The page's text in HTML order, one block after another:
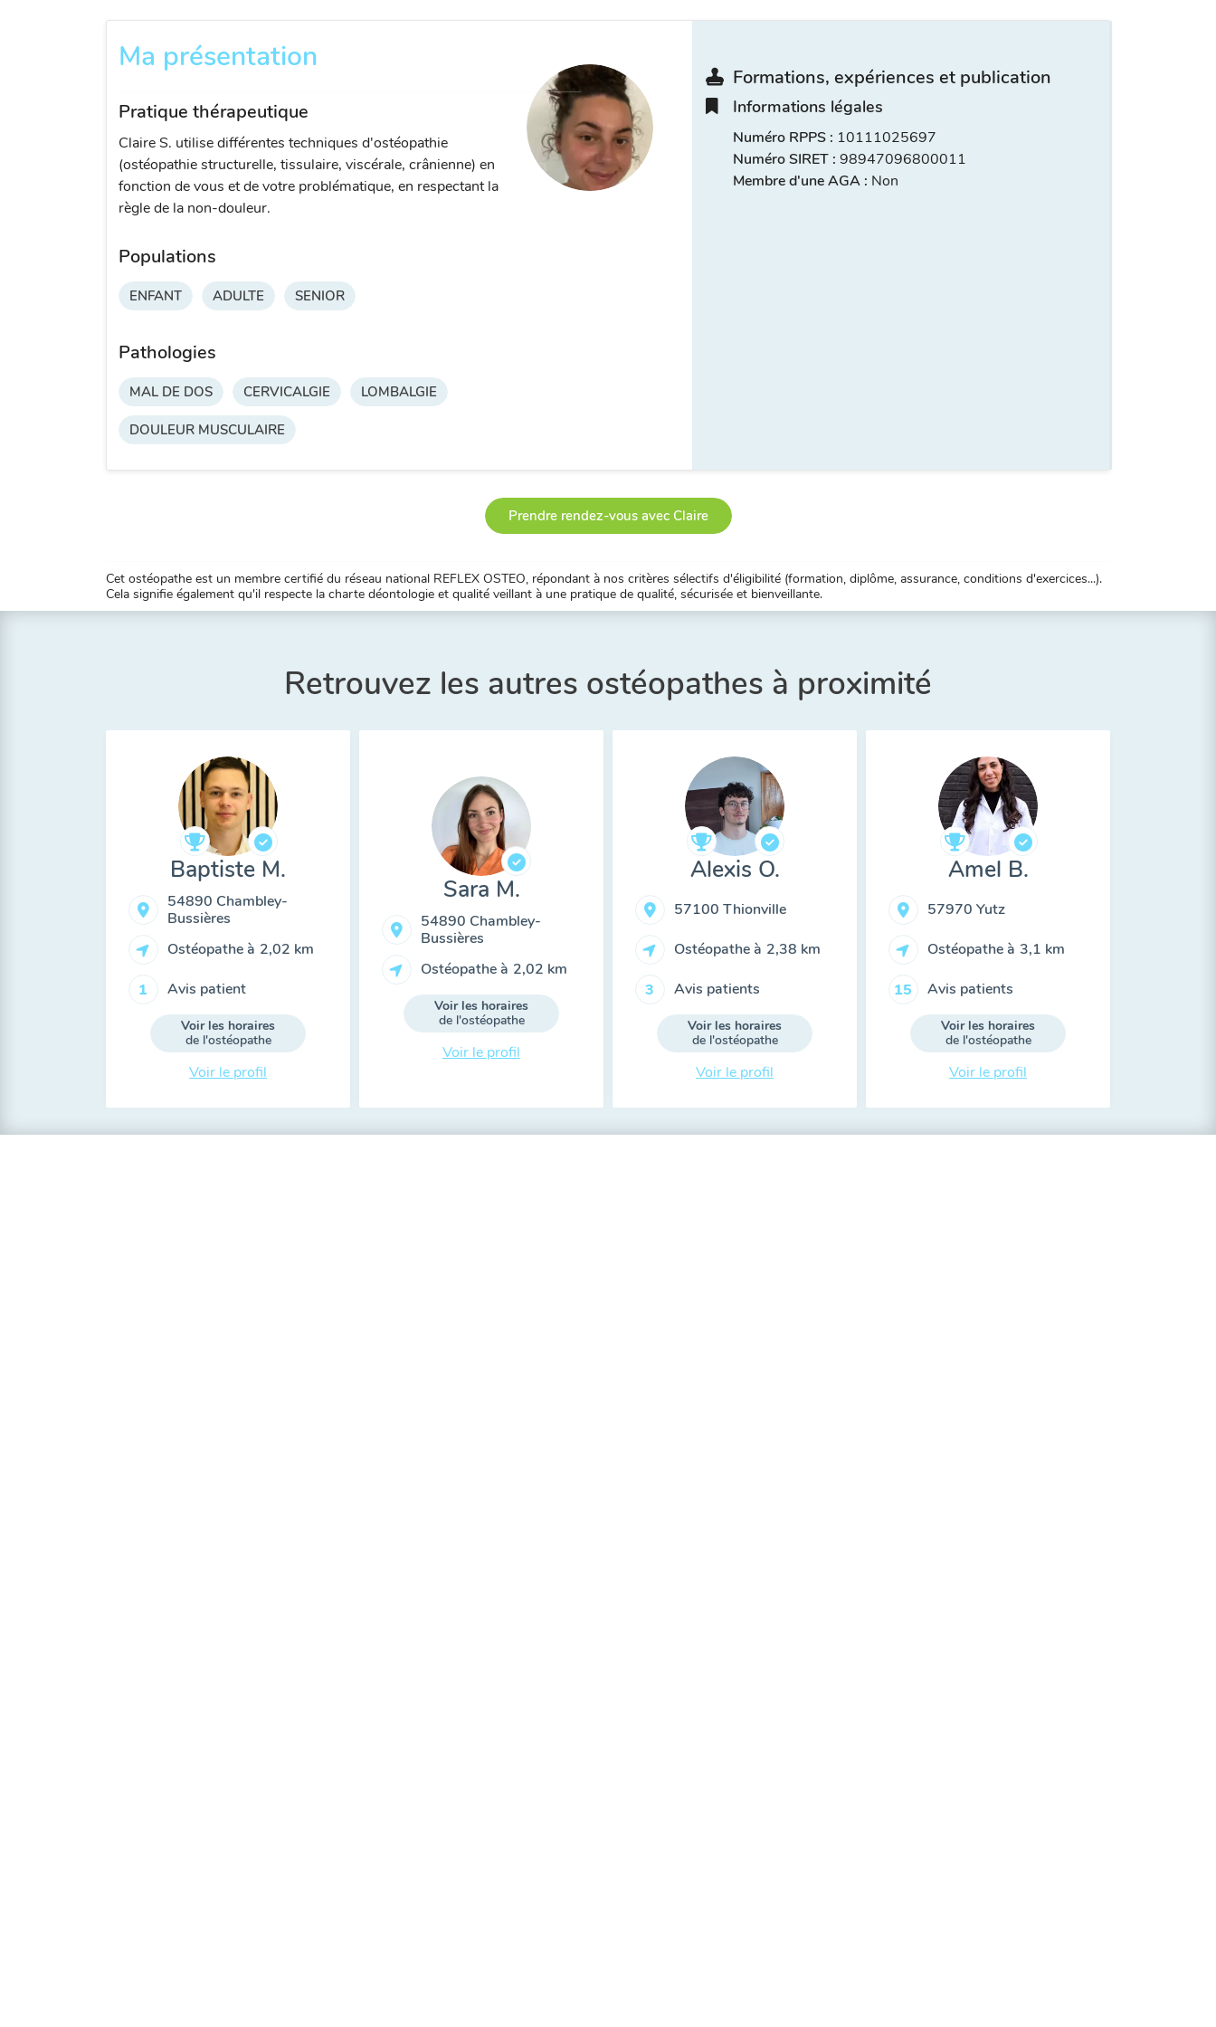
Ma présentation
Pratique thérapeutique
Claire S. utilise différentes techniques d'ostéopathie
(ostéopathie structurelle, tissulaire, viscérale, crânienne) en
fonction de vous et de votre problématique, en respectant la
règle de la non-douleur.
Populations
ENFANT ADULTE SENIOR
Pathologies
MAL DE DOS CERVICALGIE LOMBALGIE
DOULEUR MUSCULAIRE
Formations, expériences et publication
Informations légales
Numéro RPPS : 10111025697
Numéro SIRET : 98947096800011
Membre d'une AGA : Non
Prendre rendez-vous avec Claire
Cet ostéopathe est un membre certifié du réseau national REFLEX OSTEO, répondant à nos critères sélectifs d'éligibilité (formation, diplôme, assurance, conditions d'exercices...).
Cela signifie également qu'il respecte la charte déontologie et qualité veillant à une pratique de qualité, sécurisée et bienveillante.
Retrouvez les autres ostéopathes à proximité
Baptiste M.
54890 Chambley-
Bussières
Ostéopathe à 2,02 km
1 Avis patient
Voir les horaires
de l'ostéopathe
Voir le profil
Sara M.
54890 Chambley-
Bussières
Ostéopathe à 2,02 km
Voir les horaires
de l'ostéopathe
Voir le profil
Alexis O.
57100 Thionville
Ostéopathe à 2,38 km
3 Avis patients
Voir les horaires
de l'ostéopathe
Voir le profil
Amel B.
57970 Yutz
Ostéopathe à 3,1 km
15 Avis patients
Voir les horaires
de l'ostéopathe
Voir le profil